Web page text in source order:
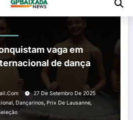
vaga em
de dança
27 De Setembro De 2025
, Dançarinos, Prix De Lausanne,